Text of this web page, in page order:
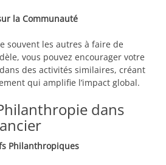
la Communauté
souvent les autres à faire de
vous pouvez encourager votre
des activités similaires, créant
qui amplifie l’impact global.
dans
Philanthropiques